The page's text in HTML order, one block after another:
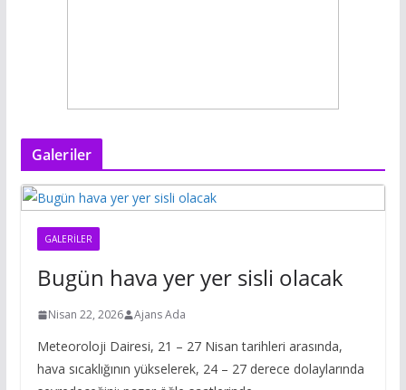
Galeriler
GALERILER
Bugün hava yer yer sisli olacak
Nisan 22, 2026 Ajans Ada
Meteoroloji Dairesi, 21 – 27 Nisan tarihleri arasında,
hava sıcaklığının yükselerek, 24 – 27 derece dolaylarında